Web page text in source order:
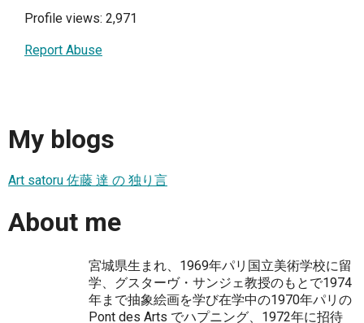
Profile views: 2,971
Report Abuse
My blogs
Art satoru 佐藤 達 の 独り言
About me
宮城県生まれ、1969年パリ国立美術学校に留
学、グスターヴ・サンジェ教授のもとで1974
年まで抽象絵画を学び在学中の1970年パリの
Pont des Arts でハプニング、1972年に招待